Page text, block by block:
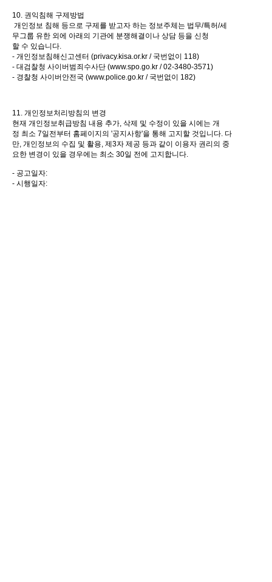
10. 권익침해 구제방법
개인정보 침해 등으로 구제를 받고자 하는 정보주체는 법무/특허/세
무그룹 유한 외에 아래의 기관에 분쟁해결이나 상담 등을 신청
할 수 있습니다.
- 개인정보침해신고센터 (privacy.kisa.or.kr / 국번없이 118)
- 대검찰청 사이버범죄수사단 (www.spo.go.kr / 02-3480-3571)
- 경찰청 사이버안전국 (www.police.go.kr / 국번없이 182)
11. 개인정보처리방침의 변경
현재 개인정보취급방침 내용 추가, 삭제 및 수정이 있을 시에는 개
정 최소 7일전부터 홈페이지의 '공지사항'을 통해 고지할 것입니다. 다
만, 개인정보의 수집 및 활용, 제3자 제공 등과 같이 이용자 권리의 중
요한 변경이 있을 경우에는 최소 30일 전에 고지합니다.
- 공고일자:
- 시행일자: